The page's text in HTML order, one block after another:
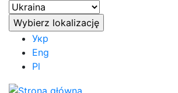
Укр
Eng
Pl